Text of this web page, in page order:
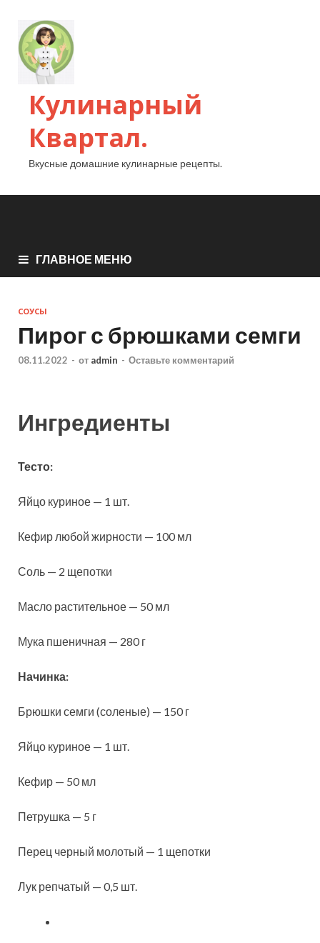
Кулинарный
Квартал.
Вкусные домашние кулинарные рецепты.
ГЛАВНОЕ МЕНЮ
СОУСЫ
Пирог с брюшками семги
08.11.2022 - от admin - Оставьте комментарий
Ингредиенты
Тесто:
Яйцо куриное — 1 шт.
Кефир любой жирности — 100 мл
Соль — 2 щепотки
Масло растительное — 50 мл
Мука пшеничная — 280 г
Начинка:
Брюшки семги (соленые) — 150 г
Яйцо куриное — 1 шт.
Кефир — 50 мл
Петрушка — 5 г
Перец черный молотый — 1 щепотки
Лук репчатый — 0,5 шт.